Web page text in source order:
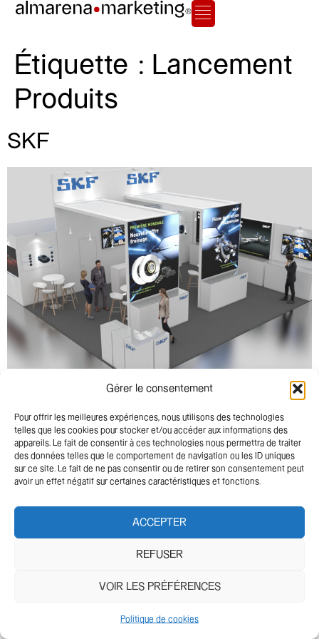
Gérer le consentement
Pour offrir les meilleures expériences, nous utilisons des technologies
telles que les cookies pour stocker et/ou accéder aux informations des
appareils. Le fait de consentir à ces technologies nous permettra de traiter
des données telles que le comportement de navigation ou les ID uniques
sur ce site. Le fait de ne pas consentir ou de retirer son consentement peut
avoir un effet négatif sur certaines caractéristiques et fonctions.
ACCEPTER
REFUSER
VOIR LES PRÉFÉRENCES
Politique de cookies
Étiquette : Lancement
Produits
SKF
Lancement international nouvelle famille produit
Mentions RGPD &
Cookies